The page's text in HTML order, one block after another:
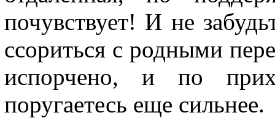
почувствует! И не
ссориться с родными
испорчено, и по
поругаетесь еще сильнее.